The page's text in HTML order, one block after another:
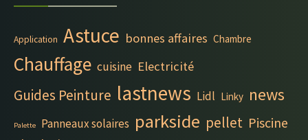
Application Astuce bonnes affaires Chambre
Chauffage cuisine Electricité
Guides Peinture lastnews Lidl Linky news
Palette Panneaux solaires parkside pellet Piscine